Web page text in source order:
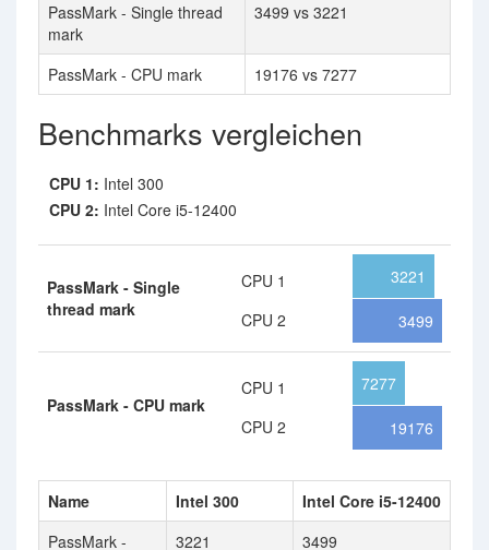
PassMark - Single thread
mark
3499 vs 3221
PassMark - CPU mark 19176 vs 7277
Benchmarks vergleichen
CPU 1: Intel 300
CPU 2: Intel Core i5-12400
PassMark - Single
thread mark
CPU 1
CPU 2
3221
3499
PassMark - CPU mark
CPU 1
CPU 2
7277
19176
Name Intel 300
Intel Core i5-12400
PassMark -
3221 3499